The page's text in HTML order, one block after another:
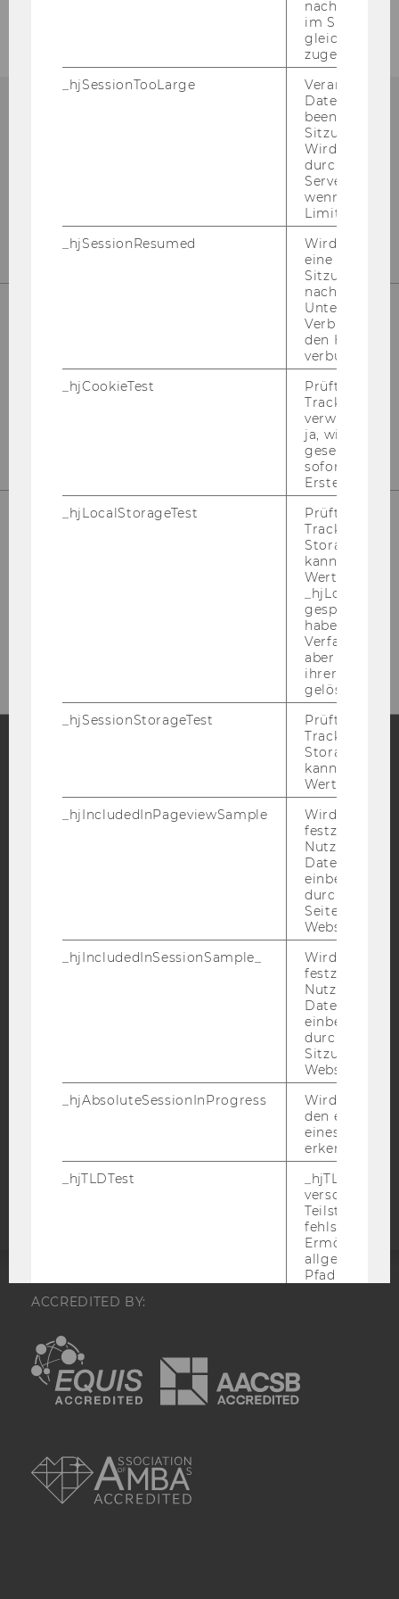
Tel: +43 1 31336 4288
E-​Mail:npo­aus­tria@wu.ac.at
Blog
Bluesky
IMPRESSUM
BARRIEREFREIHEITSERKLÄRUNG WEBSEITE
DATENSCHUTZERKLÄRUNG SOCIAL MEDIA
STUDIENBEWERBER*INNEN UND STUDIERENDE
COOKIE EINSTELLUNGEN
Barrierefreiheitserklärung
ACCREDITED BY:
EQUIS
im
gleichen
zugeordnet
_hjSessionTooLarge
Veranlasst
beenden,
Sitzung zu
Wird
durch ein
Servers
wenn die
Limit
_hjSessionResumed
Wird gesetzt,
eine
Sitzung/
nach einer
Verbindung
den Hotjar-
verbunden
_hjCookieTest
Prüft, ob der
Tracking
verwenden
ja, wird ein
gesetzt. Wird
sofort nach
Erstellung
_hjLocalStorageTest
Prüft, ob der
Tracking
Storage
kann. Wenn
Wert 1
haben keine
Verfallszeit,
aber fast
ihrer
gelöscht.
_hjSessionStorageTest
Prüft, ob der
Tracking
Storage
kann. Wenn
Wert von 1
_hjIncludedInPageviewSample
Wird gesetzt,
festzustellen,
Nutzer in die
einbezogen
durch das
Website
_hjIncludedInSessionSample_
Wird gesetzt,
festzustellen,
Nutzer in die
einbezogen
durch das
Sitzungslimit
Website
_hjAbsoluteSessionInProgress
Wird
den ersten
eines
erkennen.
_hjTLDTest
_hjTLDTest-
verschiedene
Teilstrings,
fehlschlägt.
Ermöglicht,
Pfad zu